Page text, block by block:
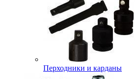
Перходники и карданы